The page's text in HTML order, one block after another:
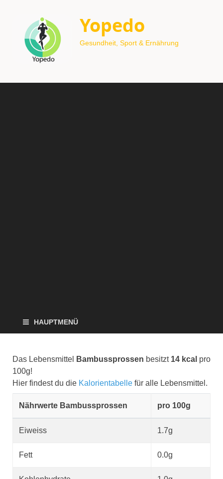
Yopedo
Gesundheit, Sport & Ernährung
HAUPTMENÜ
Das Lebensmittel Bambussprossen besitzt 14 kcal pro
100g!
Hier findest du die Kalorientabelle für alle Lebensmittel.
Nährwerte Bambussprossen pro 100g
Eiweiss 1.7g
Fett 0.0g